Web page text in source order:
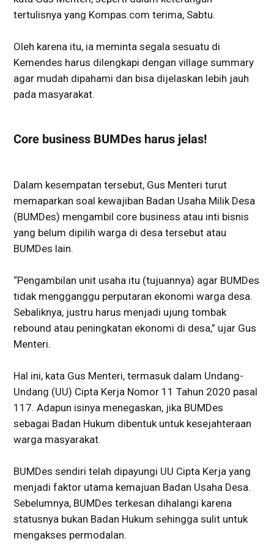
tertulisnya yang Kompas.com terima, Sabtu.
Oleh karena itu, ia meminta segala sesuatu di
Kemendes harus dilengkapi dengan village summary
agar mudah dipahami dan bisa dijelaskan lebih jauh
pada masyarakat.
Core business BUMDes harus jelas!
Dalam kesempatan tersebut, Gus Menteri turut
memaparkan soal kewajiban Badan Usaha Milik Desa
(BUMDes) mengambil core business atau inti bisnis
yang belum dipilih warga di desa tersebut atau
BUMDes lain.
“Pengambilan unit usaha itu (tujuannya) agar BUMDes
tidak mengganggu perputaran ekonomi warga desa.
Sebaliknya, justru harus menjadi ujung tombak
rebound atau peningkatan ekonomi di desa,” ujar Gus
Menteri.
Hal ini, kata Gus Menteri, termasuk dalam Undang-
Undang (UU) Cipta Kerja Nomor 11 Tahun 2020 pasal
117. Adapun isinya menegaskan, jika BUMDes
sebagai Badan Hukum dibentuk untuk kesejahteraan
warga masyarakat.
BUMDes sendiri telah dipayungi UU Cipta Kerja yang
menjadi faktor utama kemajuan Badan Usaha Desa.
Sebelumnya, BUMDes terkesan dihalangi karena
statusnya bukan Badan Hukum sehingga sulit untuk
mengakses permodalan.